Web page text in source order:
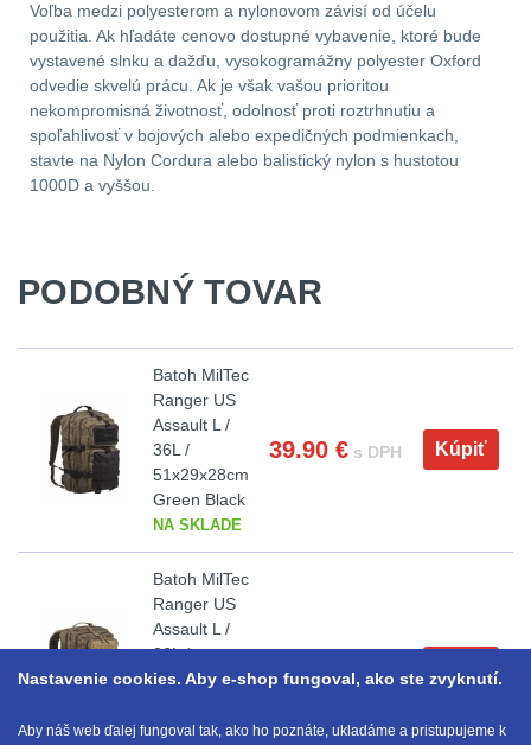
Čepice, kukly, šátky 24
Chrániče sluchu7
Nášivky74
50
(78)
Karabíny1
Laná2
Magnézium3
Outdoorová obuv1
Príslušenstvo1
Voľba medzi polyesterom a nylonovom závisí od účelu
použitia. Ak hľadáte cenovo dostupné vybavenie, ktoré bude
vystavené slnku a dažďu, vysokogramážny polyester Oxford
odvedie skvelú prácu. Ak je však vašou prioritou
nekompromisná životnosť, odolnosť proti roztrhnutiu a
spoľahlivosť v bojových alebo expedičných podmienkach,
stavte na Nylon Cordura alebo balistický nylon s hustotou
1000D a vyššou.
PODOBNÝ TOVAR
Batoh MilTec
Ranger US
Assault L /
36L /
51x29x28cm
Green Black
NA SKLADE
39.90 € s DPH Kúpiť
Batoh MilTec
Ranger US
Assault L /
36L /
51x29x28cm
Coyote
39.90 s DPH
Nastavenie cookies. Aby e-shop fungoval, ako ste zvyknutí.
Aby náš web ďalej fungoval tak, ako ho poznáte, ukladáme a pristupujeme k